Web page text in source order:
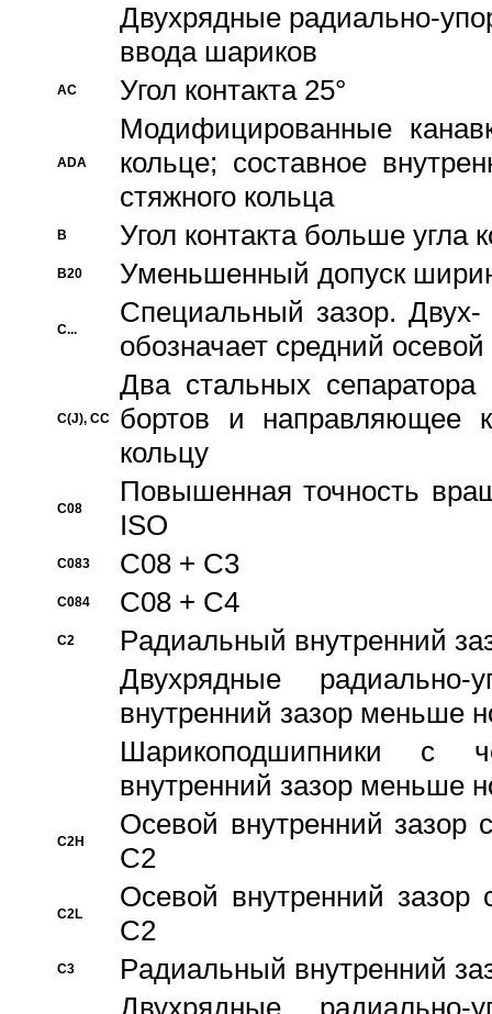
Двухрядные радиально-
ввода шариков
AC Угол контакта 25°
ADA
Модифицированные
кольце; составное
стяжного кольца
B Угол контакта больше угла
B20 Уменьшенный допуск
C...
Специальный зазор.
обозначает средний
C(J), CC
Два стальных сепаратора
бортов и направляющее
кольцу
C08
Повышенная точность
ISO
C083 C08 + C3
C084 C08 + C4
C2
Pадиальный внутренний
Двухрядные радиально-
внутренний зазор меньше
Шарикоподшипники с
внутренний зазор меньше
C2H
Осевой внутренний зазор
C2
C2L
Осевой внутренний зазор
C2
C3
Pадиальный внутренний
Двухрядные